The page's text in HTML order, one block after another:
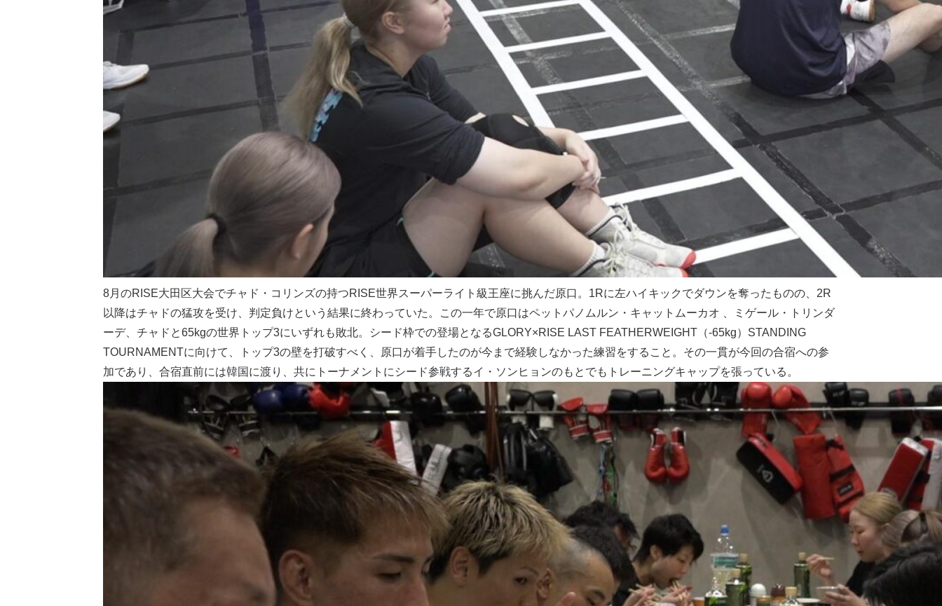
8月のRISE大田区大会でチャド・コリンズの持つRISE世界スーパーライト級王座に挑んだ原口。1Rに左ハイキックでダウンを奪ったものの、2R
以降はチャドの猛攻を受け、判定負けという結果に終わっていた。この一年で原口はペットパノムルン・キャットムーカオ 、ミゲール・トリンダ
ーデ、チャドと65kgの世界トップ3にいずれも敗北。シード枠での登場となるGLORY×RISE LAST FEATHERWEIGHT（-65kg）STANDING
TOURNAMENTに向けて、トップ3の壁を打破すべく、原口が着手したのが今まで経験しなかった練習をすること。その一貫が今回の合宿への参
加であり、合宿直前には韓国に渡り、共にトーナメントにシード参戦するイ・ソンヒョンのもとでもトレーニングキャップを張っている。